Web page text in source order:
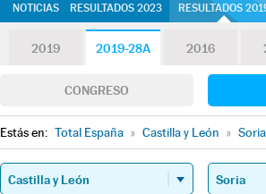
NOTICIAS RESULTADOS 2023 RESULTADOS
2019 2019-28A 2016
CONGRESO
Estás en: Total España » Castilla y León » Soria